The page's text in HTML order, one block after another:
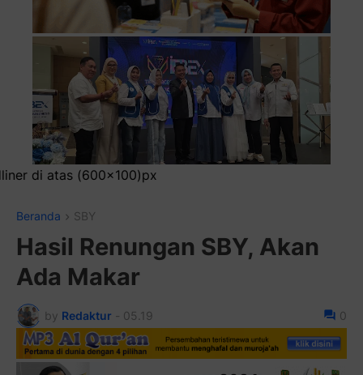
Beranda SBY
Hasil Renungan SBY, Akan
Ada Makar
by Redaktur - 05.19 0